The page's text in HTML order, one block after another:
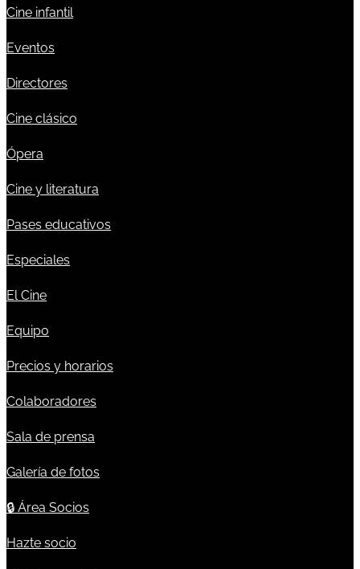
Cine infantil
Eventos
Directores
Cine clásico
Ópera
Cine y literatura
Pases educativos
Especiales
El Cine
Equipo
Precios y horarios
Colaboradores
Sala de prensa
Galería de fotos
🔒 Área Socios
Hazte socio